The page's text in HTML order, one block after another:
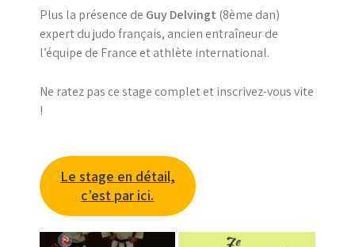
Plus la présence de Guy Delvingt (8ème dan)
expert du judo français, ancien entraîneur de
l’équipe de France et athlète international.
Ne ratez pas ce stage complet et inscrivez-vous vite
!
Le stage en détail,
c’est par ici.